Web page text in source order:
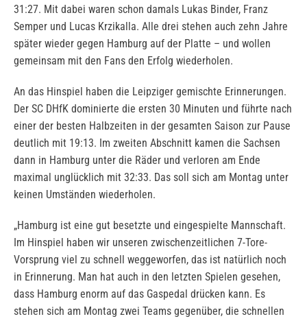
31:27. Mit dabei waren schon damals Lukas Binder, Franz
Semper und Lucas Krzikalla. Alle drei stehen auch zehn Jahre
später wieder gegen Hamburg auf der Platte – und wollen
gemeinsam mit den Fans den Erfolg wiederholen.
An das Hinspiel haben die Leipziger gemischte Erinnerungen.
Der SC DHfK dominierte die ersten 30 Minuten und führte nach
einer der besten Halbzeiten in der gesamten Saison zur Pause
deutlich mit 19:13. Im zweiten Abschnitt kamen die Sachsen
dann in Hamburg unter die Räder und verloren am Ende
maximal unglücklich mit 32:33. Das soll sich am Montag unter
keinen Umständen wiederholen.
„Hamburg ist eine gut besetzte und eingespielte Mannschaft.
Im Hinspiel haben wir unseren zwischenzeitlichen 7-Tore-
Vorsprung viel zu schnell weggeworfen, das ist natürlich noch
in Erinnerung. Man hat auch in den letzten Spielen gesehen,
dass Hamburg enorm auf das Gaspedal drücken kann. Es
stehen sich am Montag zwei Teams gegenüber, die schnellen